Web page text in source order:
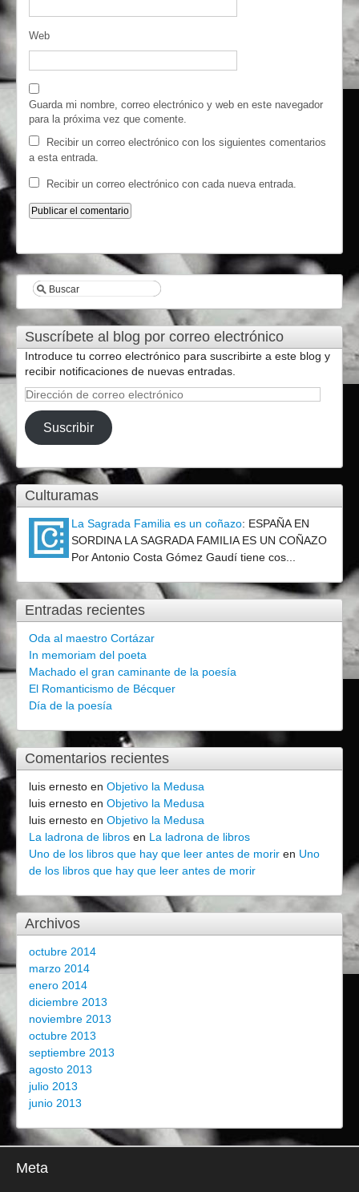
Web
Guarda mi nombre, correo electrónico y web en este navegador
para la próxima vez que comente.
Recibir un correo electrónico con los siguientes comentarios
a esta entrada.
Recibir un correo electrónico con cada nueva entrada.
Suscríbete al blog por correo electrónico
Introduce tu correo electrónico para suscribirte a este blog y
recibir notificaciones de nuevas entradas.
Dirección
correo
electrónico
Suscribir
Culturamas
La Sagrada Familia es un coñazo: ESPAÑA EN
SORDINA LA SAGRADA FAMILIA ES UN COÑAZO
Por Antonio Costa Gómez Gaudí tiene cos...
Entradas recientes
Oda al maestro Cortázar
In memoriam del poeta
Machado el gran caminante de la poesía
El Romanticismo de Bécquer
Día de la poesía
Comentarios recientes
luis ernesto en Objetivo la Medusa
luis ernesto en Objetivo la Medusa
luis ernesto en Objetivo la Medusa
La ladrona de libros en La ladrona de libros
Uno de los libros que hay que leer antes de morir en Uno
de los libros que hay que leer antes de morir
Archivos
octubre 2014
marzo 2014
enero 2014
diciembre 2013
noviembre 2013
octubre 2013
septiembre 2013
agosto 2013
julio 2013
junio 2013
Meta